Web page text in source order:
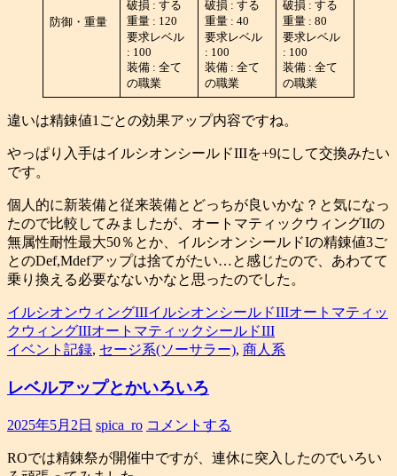
防御・重量
破損 : する
重量 : 120
要求レベル
: 100
装備 : 全て
の職業
破損 : する
重量 : 40
要求レベル
: 100
装備 : 全て
の職業
破損 : する
重量 : 80
要求レベル
: 100
装備 : 全て
の職業
違いは精錬値1ごとの効果アップ内容ですね。
やっぱり入手はイルシオンシールドIIIを+9にして交換みたい
です。
個人的に新装備と従来装備とどっちが良いかな？と気になっ
たので比較してみましたが、オートマティックウィングIIの
無属性耐性最大50％とか、イルシオンシールドIの精錬値3ご
とのDef,Mdefアップは捨てがたい…と感じたので、あわてて
乗り換える必要なないかなと思ったのでした。
イルシオンウィングIIIイルシオンシールドIIIオートマティッ
クウィングIIIオートマティックシールドIII
イベント記録, セージ系(ソーサラー), 商人系
レベルアップとかいろいろ
2025年5月2日 spica_ro コメントする
ROでは精錬祭が開催中ですが、連休に突入したのでいろい